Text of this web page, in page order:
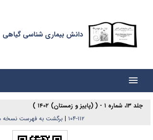
دانش بیماری شناسی گیاهی
جلد ۱۳، شماره ۱ - ( (پاییز و زمستان) ۱۴۰۲ )
۱۱۲-۱۰۴
| برگشت به فهرست نسخه ها